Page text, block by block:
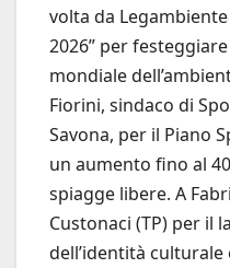
volta da
2026” per
mondiale
Fiorini, sindaco di
Savona, per il Piano
un aumento fino al
spiagge libere. A
Custonaci (TP) per il
dell’identità